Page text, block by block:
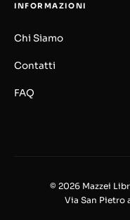
INFORMAZIONI
Chi Siamo
Contatti
FAQ
© 2026 Mazzei
Via San Pietro